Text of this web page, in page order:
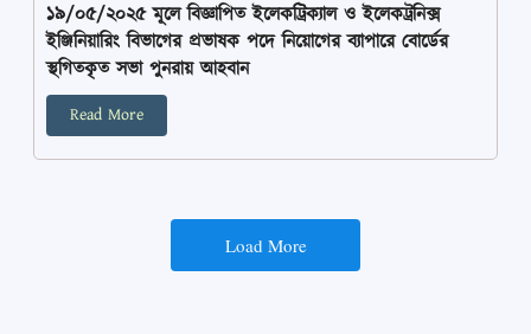
১৯/০৫/২০২৫ মূলে বিজ্ঞাপিত ইলেকট্রিক্যাল ও ইলেকট্রনিক্স
ইঞ্জিনিয়ারিং বিভাগের প্রভাষক পদে নিয়োগের ব্যাপারে বোর্ডের
স্থগিতকৃত সভা পুনরায় আহবান
Read More
Load More